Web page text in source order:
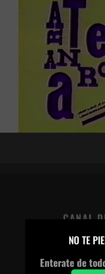
CANAL
NO TE
Enterate de